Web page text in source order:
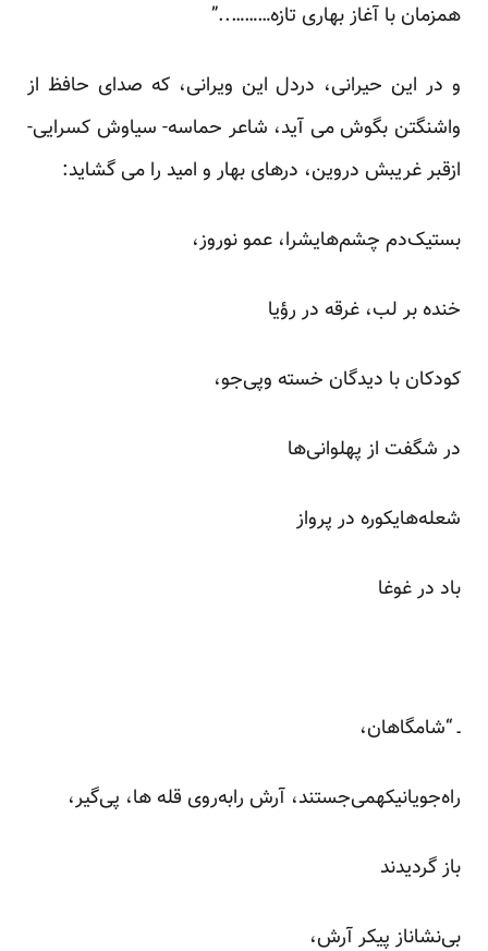
همزمان با آغاز بهاری تازه………..”
و در این حیرانی، دردل این ویرانی، که صدای حافظ از
واشنگتن بگوش می آید، شاعر حماسه- سیاوش کسرایی-
ازقبر غریبش دروین، درهای بهار و امید را می گشاید:
بستیک‌دم چشم‌هایشرا، عمو نوروز،
خنده بر لب، غرقه در رؤیا
کودکان با دیدگان خسته وپی‌جو،
در شگفت از پهلوانی‌ها
شعله‌هایکوره در پرواز
باد در غوغا
ـ “شامگاهان،
راه‌جویانیکهمی‌جستند، آرش رابه‌روی قله ها، پی‌گیر،
باز گردیدند
بی‌نشاناز پیکر آرش،